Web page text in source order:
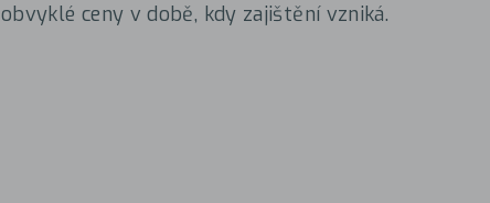
obvyklé ceny v době, kdy zajištění vzniká.